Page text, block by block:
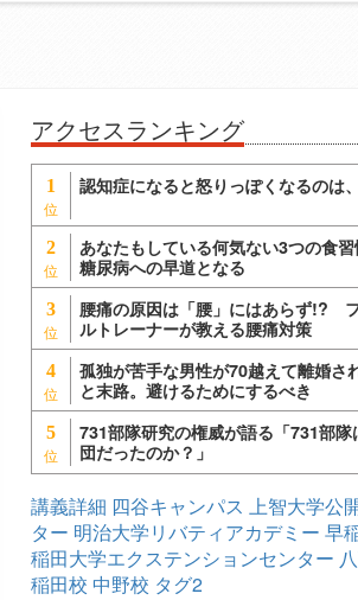
アクセスランキング
1 認知症になると怒りっぽくなるのは
2
あなたもしている何気ない3つの食
糖尿病への早道となる
3
腰痛の原因は「腰」にはあらず!?
ルトレーナーが教える腰痛対策
4
孤独が苦手な男性が70越えて離婚さ
と末路。避けるためにするべき
5
731部隊研究の権威が語る「731部隊
団だったのか？」
講義詳細 四谷キャンパス 上智大学公
ター 明治大学リバティアカデミー 早
稲田大学エクステンションセンター
稲田校 中野校 タグ2